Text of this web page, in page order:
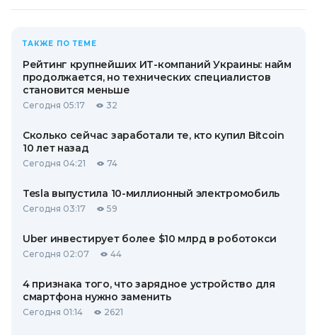
ТАКЖЕ ПО ТЕМЕ
Рейтинг крупнейших ИТ-компаний Украины: найм
продолжается, но технических специалистов
становится меньше
Сегодня 05:17 32
Сколько сейчас заработали те, кто купил Bitcoin
10 лет назад
Сегодня 04:21 74
Tesla выпустила 10-миллионный электромобиль
Сегодня 03:17 59
Uber инвестирует более $10 млрд в роботокси
Сегодня 02:07 44
4 признака того, что зарядное устройство для
смартфона нужно заменить
Сегодня 01:14 2621